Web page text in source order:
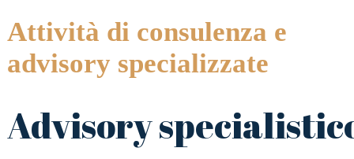
Attività di consulenza e
advisory specializzate
Advisory